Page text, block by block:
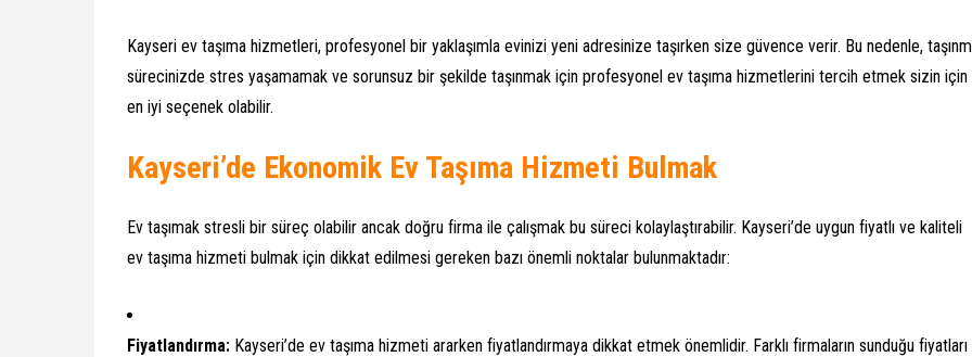
Kayseri ev taşıma hizmetleri, profesyonel bir yaklaşımla evinizi yeni adresinize taşırken size güvence verir. Bu nedenle,
sürecinizde stres yaşamamak ve sorunsuz bir şekilde taşınmak için profesyonel ev taşıma hizmetlerini tercih etmek sizin için
en iyi seçenek olabilir.
Kayseri’de Ekonomik Ev Taşıma Hizmeti Bulmak
Ev taşımak stresli bir süreç olabilir ancak doğru firma ile çalışmak bu süreci kolaylaştırabilir. Kayseri’de uygun fiyatlı ve kaliteli
ev taşıma hizmeti bulmak için dikkat edilmesi gereken bazı önemli noktalar bulunmaktadır:
Fiyatlandırma: Kayseri’de ev taşıma hizmeti ararken fiyatlandırmaya dikkat etmek önemlidir. Farklı firmaların sunduğu fiyatları